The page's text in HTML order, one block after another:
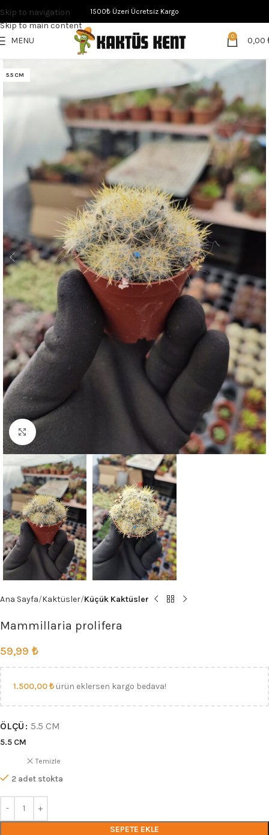
Skip to navigation
Skip to main content
1500₺ Üzeri Ücretsiz Kargo
MENU 0 0,00
5.5 CM
Click to enlarge
Ana Sayfa Kaktüsler Küçük Kaktüsler
Mammillaria prolifera
59,99 ₺
1.500,00₺ ürün eklersen kargo bedava!
ÖLÇÜ 5.5 CM
5.5 CM
Temizle
2 adet stokta
SEPETE EKLE